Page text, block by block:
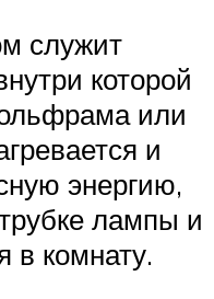
служит
которой
или
и
энергию,
лампы и
в комнату.